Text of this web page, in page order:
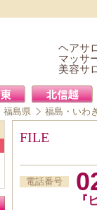
ヘアサ
マッサ
美容サ
福島県 福島・いわ
FILE
電話番号
『